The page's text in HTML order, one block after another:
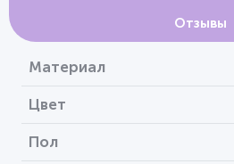
Отзывы
Материал
Цвет
Пол